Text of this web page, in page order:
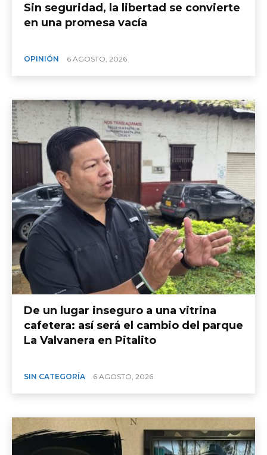
Sin seguridad, la libertad se convierte
en una promesa vacía
OPINIÓN 6 AGOSTO, 2026
​De un lugar inseguro a una vitrina
cafetera: así será el cambio del parque
La Valvanera en Pitalito
SIN CATEGORÍA 6 AGOSTO, 2026